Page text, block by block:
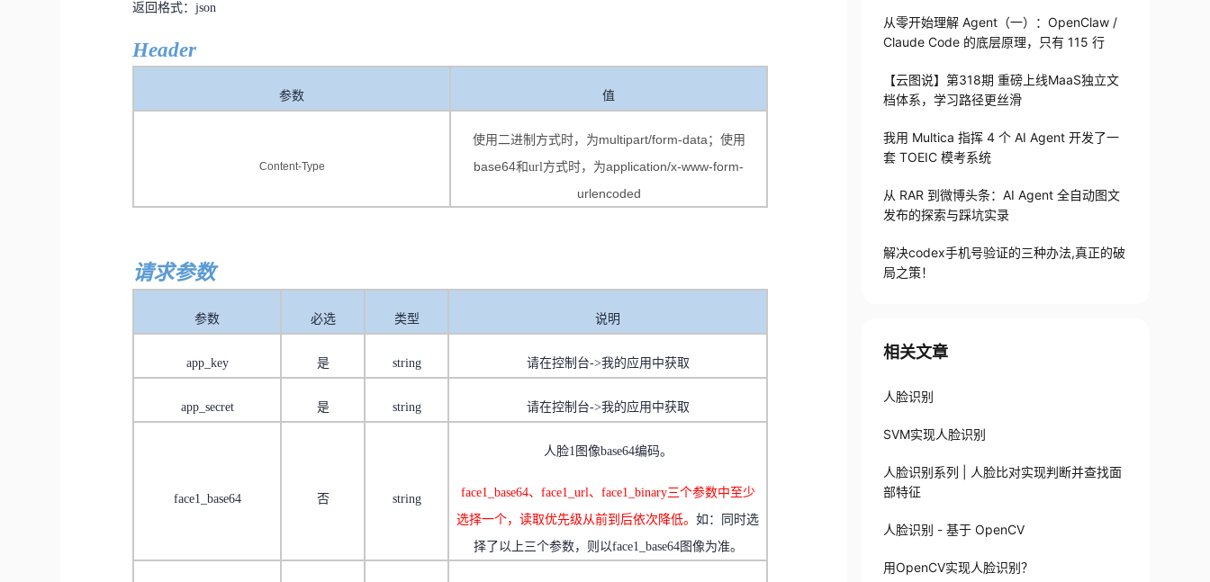
返回格式：json
Header
参数 值
Content-Type
使用二进制方式时， 为multipart/form-data；使用
base64和url方式时， 为application/x-www-form-
urlencoded
请求参数
参数 必选 类型 说明
app_key 是 string 请在控制台->我的应用中获取
app_secret 是 string 请在控制台->我的应用中获取
face1_base64 否 string
人脸1 图像base64编码。
face1_base64、 face1_url、 face1_binary三个参数中至少
选择一个，读取优先级从前到后依次降低。如：同时选
择了以上三个参数，则以face1_base64图像为准。
从零开始理解 Agent（一）：OpenClaw /
Claude Code 的底层原理，只有 115 行
【云图说】第318期 重磅上线MaaS独立文
档体系，学习路径更丝滑
我用 Multica 指挥 4 个 AI Agent 开发了一
套 TOEIC 模考系统
从 RAR 到微博头条：AI Agent 全自动图文
发布的探索与踩坑实录
解决codex手机号验证的三种办法,真正的破
局之策！
相关文章
人脸识别
SVM实现人脸识别
人脸识别系列 | 人脸比对实现判断并查找面
部特征
人脸识别 - 基于 OpenCV
用OpenCV实现人脸识别？